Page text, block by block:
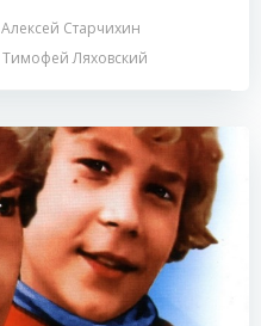
Алексей Старчихин
Тимофей Ляховский